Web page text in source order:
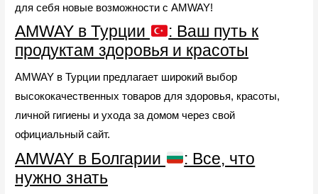
для себя новые возможности с AMWAY!
AMWAY в Турции
: Ваш путь к
продуктам здоровья и красоты
AMWAY в Турции предлагает широкий выбор
высококачественных товаров для здоровья, красоты,
личной гигиены и ухода за домом через свой
официальный сайт.
AMWAY в Болгарии
: Все, что
нужно знать